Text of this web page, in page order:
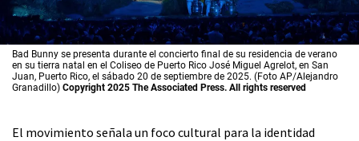
Bad Bunny se presenta durante el concierto final de su residencia de verano
en su tierra natal en el Coliseo de Puerto Rico José Miguel Agrelot, en San
Juan, Puerto Rico, el sábado 20 de septiembre de 2025. (Foto AP/Alejandro
Granadillo) Copyright 2025 The Associated Press. All rights reserved
El movimiento señala un foco cultural para la identidad